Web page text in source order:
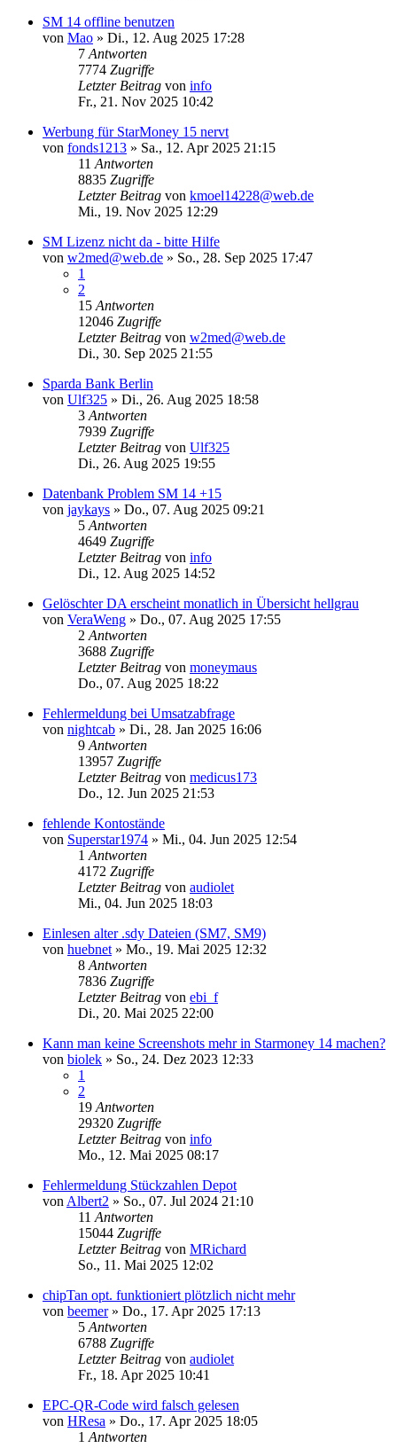
SM 14 offline benutzen
von Mao » Di., 12. Aug 2025 17:28
7 Antworten
7774 Zugriffe
Letzter Beitrag von info
Fr., 21. Nov 2025 10:42
Werbung für StarMoney 15 nervt
von fonds1213 » Sa., 12. Apr 2025 21:15
11 Antworten
8835 Zugriffe
Letzter Beitrag von kmoel14228@web.de
Mi., 19. Nov 2025 12:29
SM Lizenz nicht da - bitte Hilfe
von w2med@web.de » So., 28. Sep 2025 17:47
1
2
15 Antworten
12046 Zugriffe
Letzter Beitrag von w2med@web.de
Di., 30. Sep 2025 21:55
Sparda Bank Berlin
von Ulf325 » Di., 26. Aug 2025 18:58
3 Antworten
7939 Zugriffe
Letzter Beitrag von Ulf325
Di., 26. Aug 2025 19:55
Datenbank Problem SM 14 +15
von jaykays » Do., 07. Aug 2025 09:21
5 Antworten
4649 Zugriffe
Letzter Beitrag von info
Di., 12. Aug 2025 14:52
Gelöschter DA erscheint monatlich in Übersicht hellgrau
von VeraWeng » Do., 07. Aug 2025 17:55
2 Antworten
3688 Zugriffe
Letzter Beitrag von moneymaus
Do., 07. Aug 2025 18:22
Fehlermeldung bei Umsatzabfrage
von nightcab » Di., 28. Jan 2025 16:06
9 Antworten
13957 Zugriffe
Letzter Beitrag von medicus173
Do., 12. Jun 2025 21:53
fehlende Kontostände
von Superstar1974 » Mi., 04. Jun 2025 12:54
1 Antworten
4172 Zugriffe
Letzter Beitrag von audiolet
Mi., 04. Jun 2025 18:03
Einlesen alter .sdy Dateien (SM7, SM9)
von huebnet » Mo., 19. Mai 2025 12:32
8 Antworten
7836 Zugriffe
Letzter Beitrag von ebi_f
Di., 20. Mai 2025 22:00
Kann man keine Screenshots mehr in Starmoney 14 machen?
von biolek » So., 24. Dez 2023 12:33
1
2
19 Antworten
29320 Zugriffe
Letzter Beitrag von info
Mo., 12. Mai 2025 08:17
Fehlermeldung Stückzahlen Depot
von Albert2 » So., 07. Jul 2024 21:10
11 Antworten
15044 Zugriffe
Letzter Beitrag von MRichard
So., 11. Mai 2025 12:02
chipTan opt. funktioniert plötzlich nicht mehr
von beemer» Do., 17. Apr 2025 17:13
5 Antworten
6788 Zugriffe
Letzter Beitrag von audiolet
Fr., 18. Apr 2025 10:41
EPC-QR-Code wird falsch gelesen
von HResa » Do., 17. Apr 2025 18:05
1 Antworten